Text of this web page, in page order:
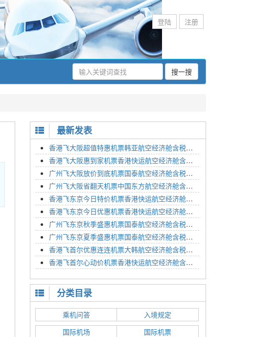
登陆 注册
搜一搜
最新发表
香港飞大阪超值特惠机票韩亚航空经济舱含税价格2295元2023年01月26日
香港飞大阪惠到家机票香港快运航空经济舱含税价格1648元2023年01月26日
广州飞大阪放价到底机票国泰航空经济舱含税价格3054元2023年01月26日
广州飞大阪省翻天机票中国东方航空经济舱含税价格2133元2023年01月26日
香港飞东京今日特价机票香港快运航空经济舱含税价格1762元2023年01月26日
香港飞东京今日优惠机票香港快运航空经济舱含税价格1545元2023年01月26日
广州飞东京秋季盛惠机票国泰航空经济舱含税价格4054元2023年01月26日
广州飞东京夏季盛惠机票国泰航空经济舱含税价格2614元2023年01月26日
香港飞首尔优惠连连机票大韩航空经济舱含税价格1350元2023年01月24日
香港飞首尔心动价机票香港快运航空经济舱含税价格1186元2023年01月24日
分类目录
乘机问答
入境规定
国际机场
国际机票